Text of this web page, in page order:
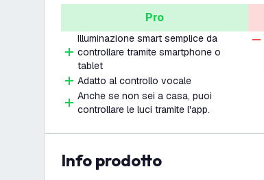
Pro
Illuminazione smart semplice da
controllare tramite smartphone o
tablet
Adatto al controllo vocale
Anche se non sei a casa, puoi
controllare le luci tramite l'app.
info prodotto